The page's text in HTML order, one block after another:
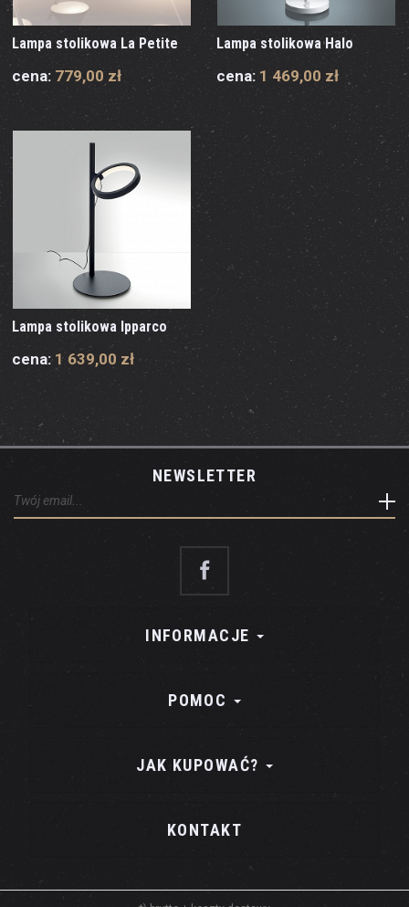
Lampa stolikowa La Petite
cena: 779,00 zł
Lampa stolikowa Halo
cena: 1 469,00 zł
Lampa stolikowa Ipparco
cena: 1 639,00 zł
NEWSLETTER
INFORMACJE
POMOC
JAK KUPOWAĆ?
KONTAKT